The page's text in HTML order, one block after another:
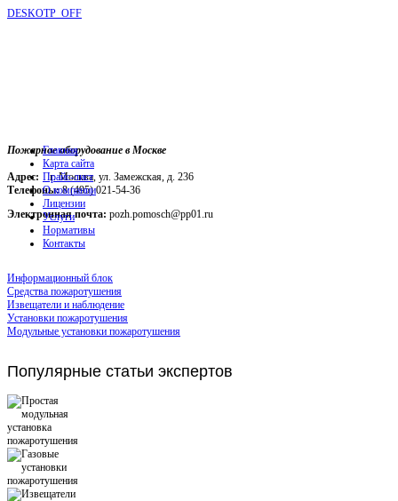
DESKOTP_OFF
Пожарное оборудование в Москве
Адрес: г. Москва, ул. Замежская, д. 236
Телефоны:8 (495) 021-54-36
Электронная почта: pozh.pomosch@pp01.ru
Главная
Карта сайта
Прайс-лист
О компании
Лицензии
Услуги
Нормативы
Контакты
Информационный блок
Средства пожаротушения
Извещатели и наблюдение
Установки пожаротушения
Модульные установки пожаротушения
Популярные статьи экспертов